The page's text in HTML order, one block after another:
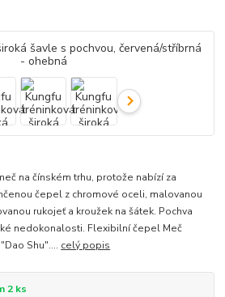
na čínském trhu, protože nabízí za
čepel z chromové oceli, malovanou
rukojeť a kroužek na šátek. Pochva
nedokonalosti. Flexibilní čepel Meč
Shu".... celý popis
2 ks